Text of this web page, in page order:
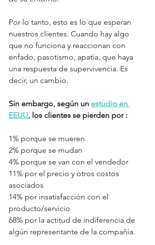
Por lo tanto, esto es lo que esperan
nuestros clientes. Cuando hay algo
que no funciona y reaccionan con
enfado, pasotismo, apatía, que haya
una respuesta de supervivencia. Es
decir, un cambio.
Sin embargo, según un estudio en
EEUU, los clientes se pierden por :
1% porque se mueren
2% porque se mudan
4% porque se van con el vendedor
11% por el precio y otros costos
asociados
14% por insatisfacción con el
producto/servicio
68% por la actitud de indiferencia de
algún representante de la compañía.